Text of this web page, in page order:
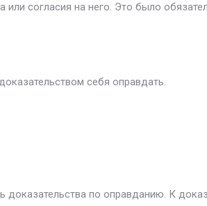
или согласия на него. Это было
себя оправдать.
по оправданию. К